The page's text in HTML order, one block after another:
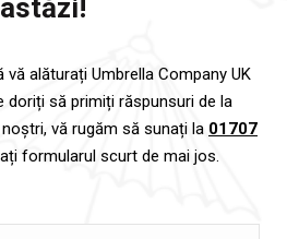
astăzi!
alăturați Umbrella Company UK
doriți să primiți răspunsuri de la
vă rugăm să sunați la 01707
formularul scurt de mai jos.